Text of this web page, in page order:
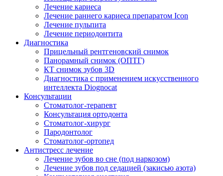
Лечение кариеса
Лечение раннего кариеса препаратом Icon
Лечение пульпита
Лечение периодонтита
Диагностика
Прицельный рентгеновский снимок
Панорамный снимок (ОПТГ)
КТ снимок зубов 3D
Диагностика с применением искусственного
интеллекта Diognocat
Консультации
Стоматолог-терапевт
Консультация ортодонта
Стоматолог-хирург
Пародонтолог
Стоматолог-ортопед
Антистресс лечение
Лечение зубов во сне (под наркозом)
Лечение зубов под седацией (закисью азота)